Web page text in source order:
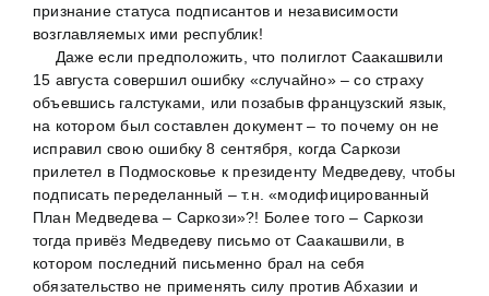
признание статуса подписантов и независимости
возглавляемых ими республик!
Даже если предположить, что полиглот Саакашвили
15 августа совершил ошибку «случайно» – со страху
объевшись галстуками, или позабыв французский язык,
на котором был составлен документ – то почему он не
исправил свою ошибку 8 сентября, когда Саркози
прилетел в Подмосковье к президенту Медведеву, чтобы
подписать переделанный – т.н. «модифицированный
План Медведева – Саркози»?! Более того – Саркози
тогда привёз Медведеву письмо от Саакашвили, в
котором последний письменно брал на себя
обязательство не применять силу против Абхазии и